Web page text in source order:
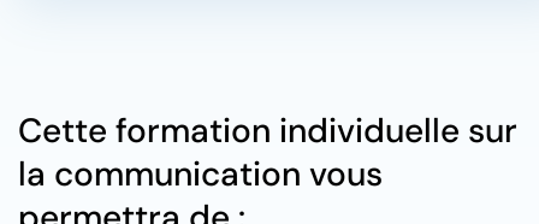
Cette formation individuelle sur
la communication vous